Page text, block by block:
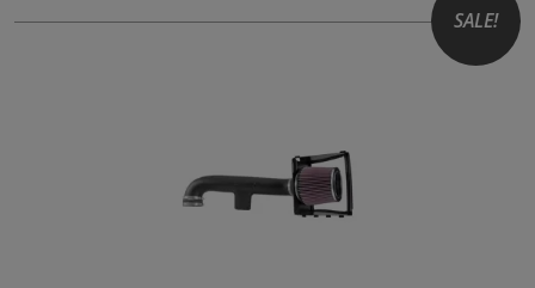
SALE!